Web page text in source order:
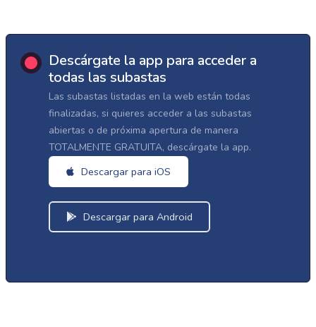
Descárgate la app para acceder a
todas las subastas
Las subastas listadas en la web están todas
finalizadas, si quieres acceder a las subastas
abiertas o de próxima apertura de manera
TOTALMENTE GRATUITA, descárgate la app.
Descargar para iOS
Descargar para Android